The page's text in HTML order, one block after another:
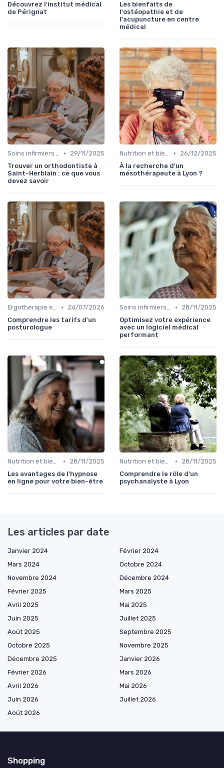
Découvrez l'institut médical
de Pérignat
Les bienfaits de
l'ostéopathie et de
l'acupuncture en centre
médical
Soins infirmiers à domicile •
29/11/2025
Trouver un orthodontiste à
Saint-Herblain : ce que vous
devez savoir
Nutrition et bien-être •
26/12/2025
À la recherche d'un
mésothérapeute à Lyon ?
Ergothérapie et rééducation •
24/07/2026
Comprendre les tarifs d'un
posturologue
Soins infirmiers à domicile •
28/11/2025
Optimisez votre expérience
avec un logiciel médical
performant
Nutrition et bien-être •
28/11/2025
Les avantages de l'hypnose
en ligne pour votre bien-être
Nutrition et bien-être •
28/11/2025
Comprendre le rôle d'un
psychanalyste à Lyon
Les articles par date
Janvier 2024
Février 2024
Mars 2024
Octobre 2024
Novembre 2024
Décembre 2024
Février 2025
Mars 2025
Avril 2025
Mai 2025
Juin 2025
Juillet 2025
Août 2025
Septembre 2025
Octobre 2025
Novembre 2025
Décembre 2025
Janvier 2026
Février 2026
Mars 2026
Avril 2026
Mai 2026
Juin 2026
Juillet 2026
Août 2026
Shopping